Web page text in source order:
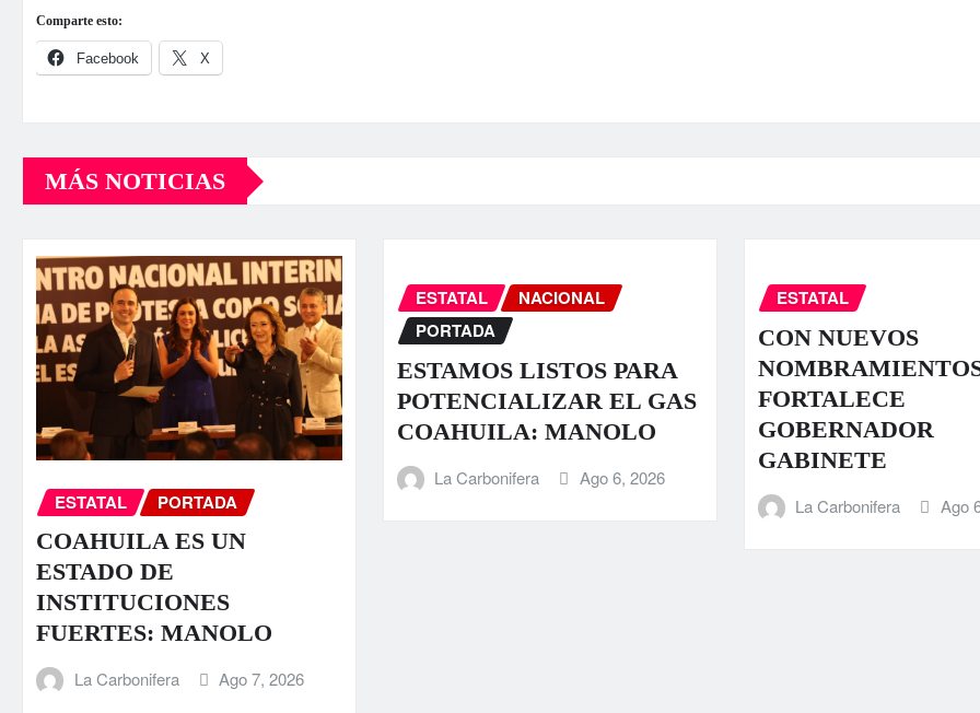
Comparte esto:
Facebook X
MÁS NOTICIAS
ESTATAL PORTADA
COAHUILA ES UN
ESTADO DE
INSTITUCIONES
FUERTES: MANOLO
La Carbonifera Ago 7, 2026
ESTATAL
NACIONAL
PORTADA
ESTAMOS LISTOS PARA
POTENCIALIZAR EL GAS
COAHUILA: MANOLO
La Carbonifera Ago 6, 2026
ESTATAL
CON NUEVOS
FORTALECE
GOBERNADOR
GABINETE
La Carbonifera Ago